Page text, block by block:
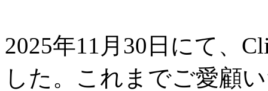
2025年11月30日にて、
した。これまでご愛顧